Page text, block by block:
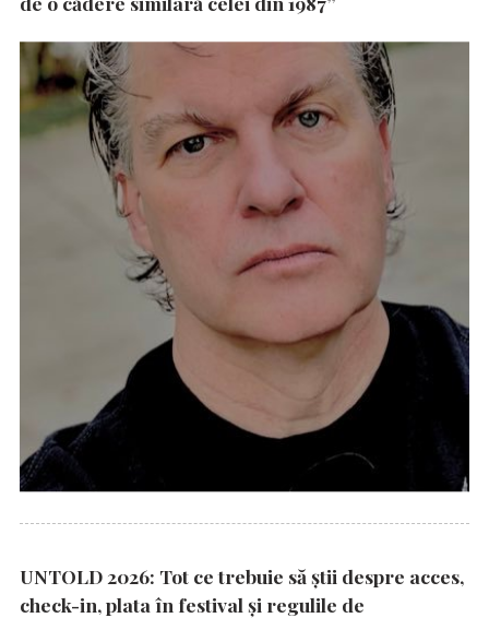
UNTOLD 2026: Tot ce trebuie să știi despre acces,
check-in, plata în festival și regulile de